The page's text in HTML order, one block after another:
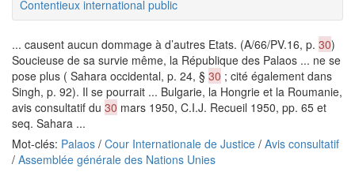
Contentieux international public
... causent aucun dommage à d’autres Etats. (A/66/PV.16, p. 30)
Soucieuse de sa survie même, la République des Palaos ... ne se
pose plus ( Sahara occidental, p. 24, § 30 ; cité également dans
Singh, p. 92). Il se pourrait ... Bulgarie, la Hongrie et la Roumanie,
avis consultatif du 30 mars 1950, C.I.J. Recueil 1950, pp. 65 et
seq. Sahara ...
Mot-clés: Palaos / Cour Internationale de Justice / Avis consultatif
/ Assemblée générale des Nations Unies